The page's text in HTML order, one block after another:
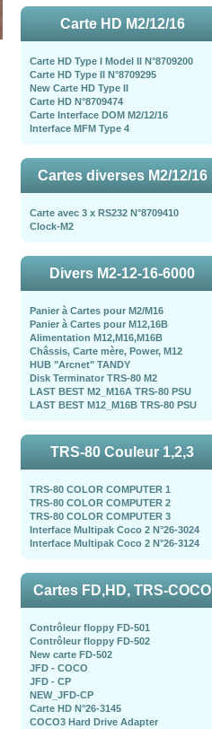
Carte HD M2/12/16
Carte HD Type I Model II N°8709200
Carte HD Type II N°8709295
New Carte HD Type II
Carte HD N°8709474
Carte Interface DOM M2/12/16
Interface MFM Type 4
Cartes diverses M2/12/16
Carte avec 3 x RS232 N°8709410
Clock-M2
Divers M2-12-16-6000
Panier à Cartes pour M2/M16
Panier à Cartes pour M12,16B
Alimentation M12,M16,M16B
Châssis, Carte mère, Power, M12
HUB "Arcnet" TANDY
Disk Terminator TRS-80 M2
LAST BEST M2_M16A TRS-80 PSU
LAST BEST M12_M16B TRS-80 PSU
TRS-80 Couleur 1,2,3
TRS-80 COLOR COMPUTER 1
TRS-80 COLOR COMPUTER 2
TRS-80 COLOR COMPUTER 3
Interface Multipak Coco 2 N°26-3024
Interface Multipak Coco 2 N°26-3124
Cartes FD,HD, TRS-COCO
Contrôleur floppy FD-501
Contrôleur floppy FD-502
New carte FD-502
JFD - COCO
JFD - CP
NEW_JFD-CP
Carte HD N°26-3145
COCO3 Hard Drive Adapter